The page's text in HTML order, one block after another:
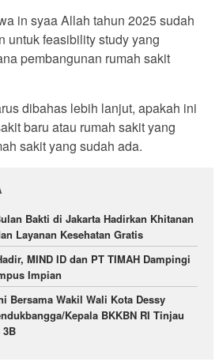
in syaa Allah tahun 2025 sudah
untuk feasibility study yang
pembangunan rumah sakit
dibahas lebih lanjut, apakah ini
baru atau rumah sakit yang
sakit yang sudah ada.
Bakti di Jakarta Hadirkan Khitanan
Layanan Kesehatan Gratis
MIND ID dan PT TIMAH Dampingi
Impian
Bersama Wakil Wali Kota Dessy
Kepala BKKBN RI Tinjau
3B